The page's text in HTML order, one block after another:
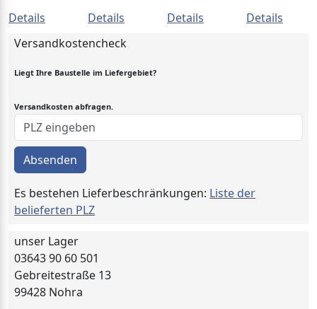
Details Details Details
Details
Versandkostencheck
Liegt Ihre Baustelle im Liefergebiet?
Versandkosten abfragen.
Absenden
Es bestehen Lieferbeschränkungen: Liste der
belieferten PLZ
unser Lager
03643 90 60 501
Gebreitestraße 13
99428 Nohra